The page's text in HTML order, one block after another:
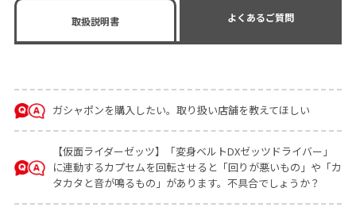
取扱説明書 よくあるご質問
ガシャポンを購入したい。取り扱い店舗を教えてほしい
【仮面ライダーゼッツ】「変身ベルトDXゼッツドライバー」
に連動するカプセムを回転させると「回りが悪いもの」や「カ
タカタと音が鳴るもの」があります。不具合でしょうか？